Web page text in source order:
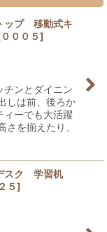
ップ 移動式キ
０００５]
チンとダイニン
しは前、後ろか
ィーでも大活躍
を揃えたり、
スク 学習机
５]